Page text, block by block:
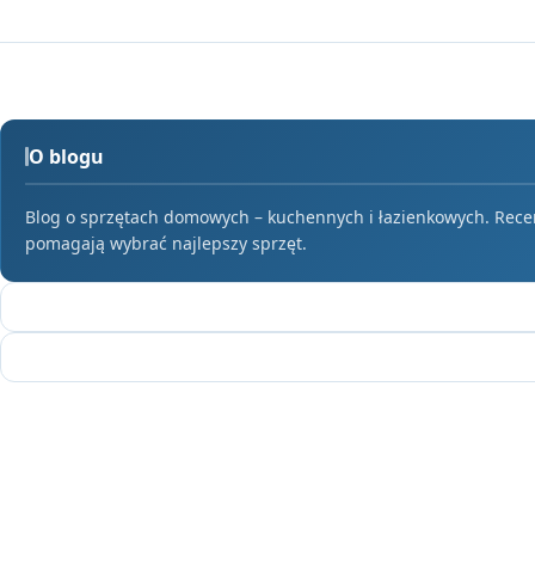
O blogu
Blog o sprzętach domowych – kuchennych i łazienkowych.
pomagają wybrać najlepszy sprzęt.